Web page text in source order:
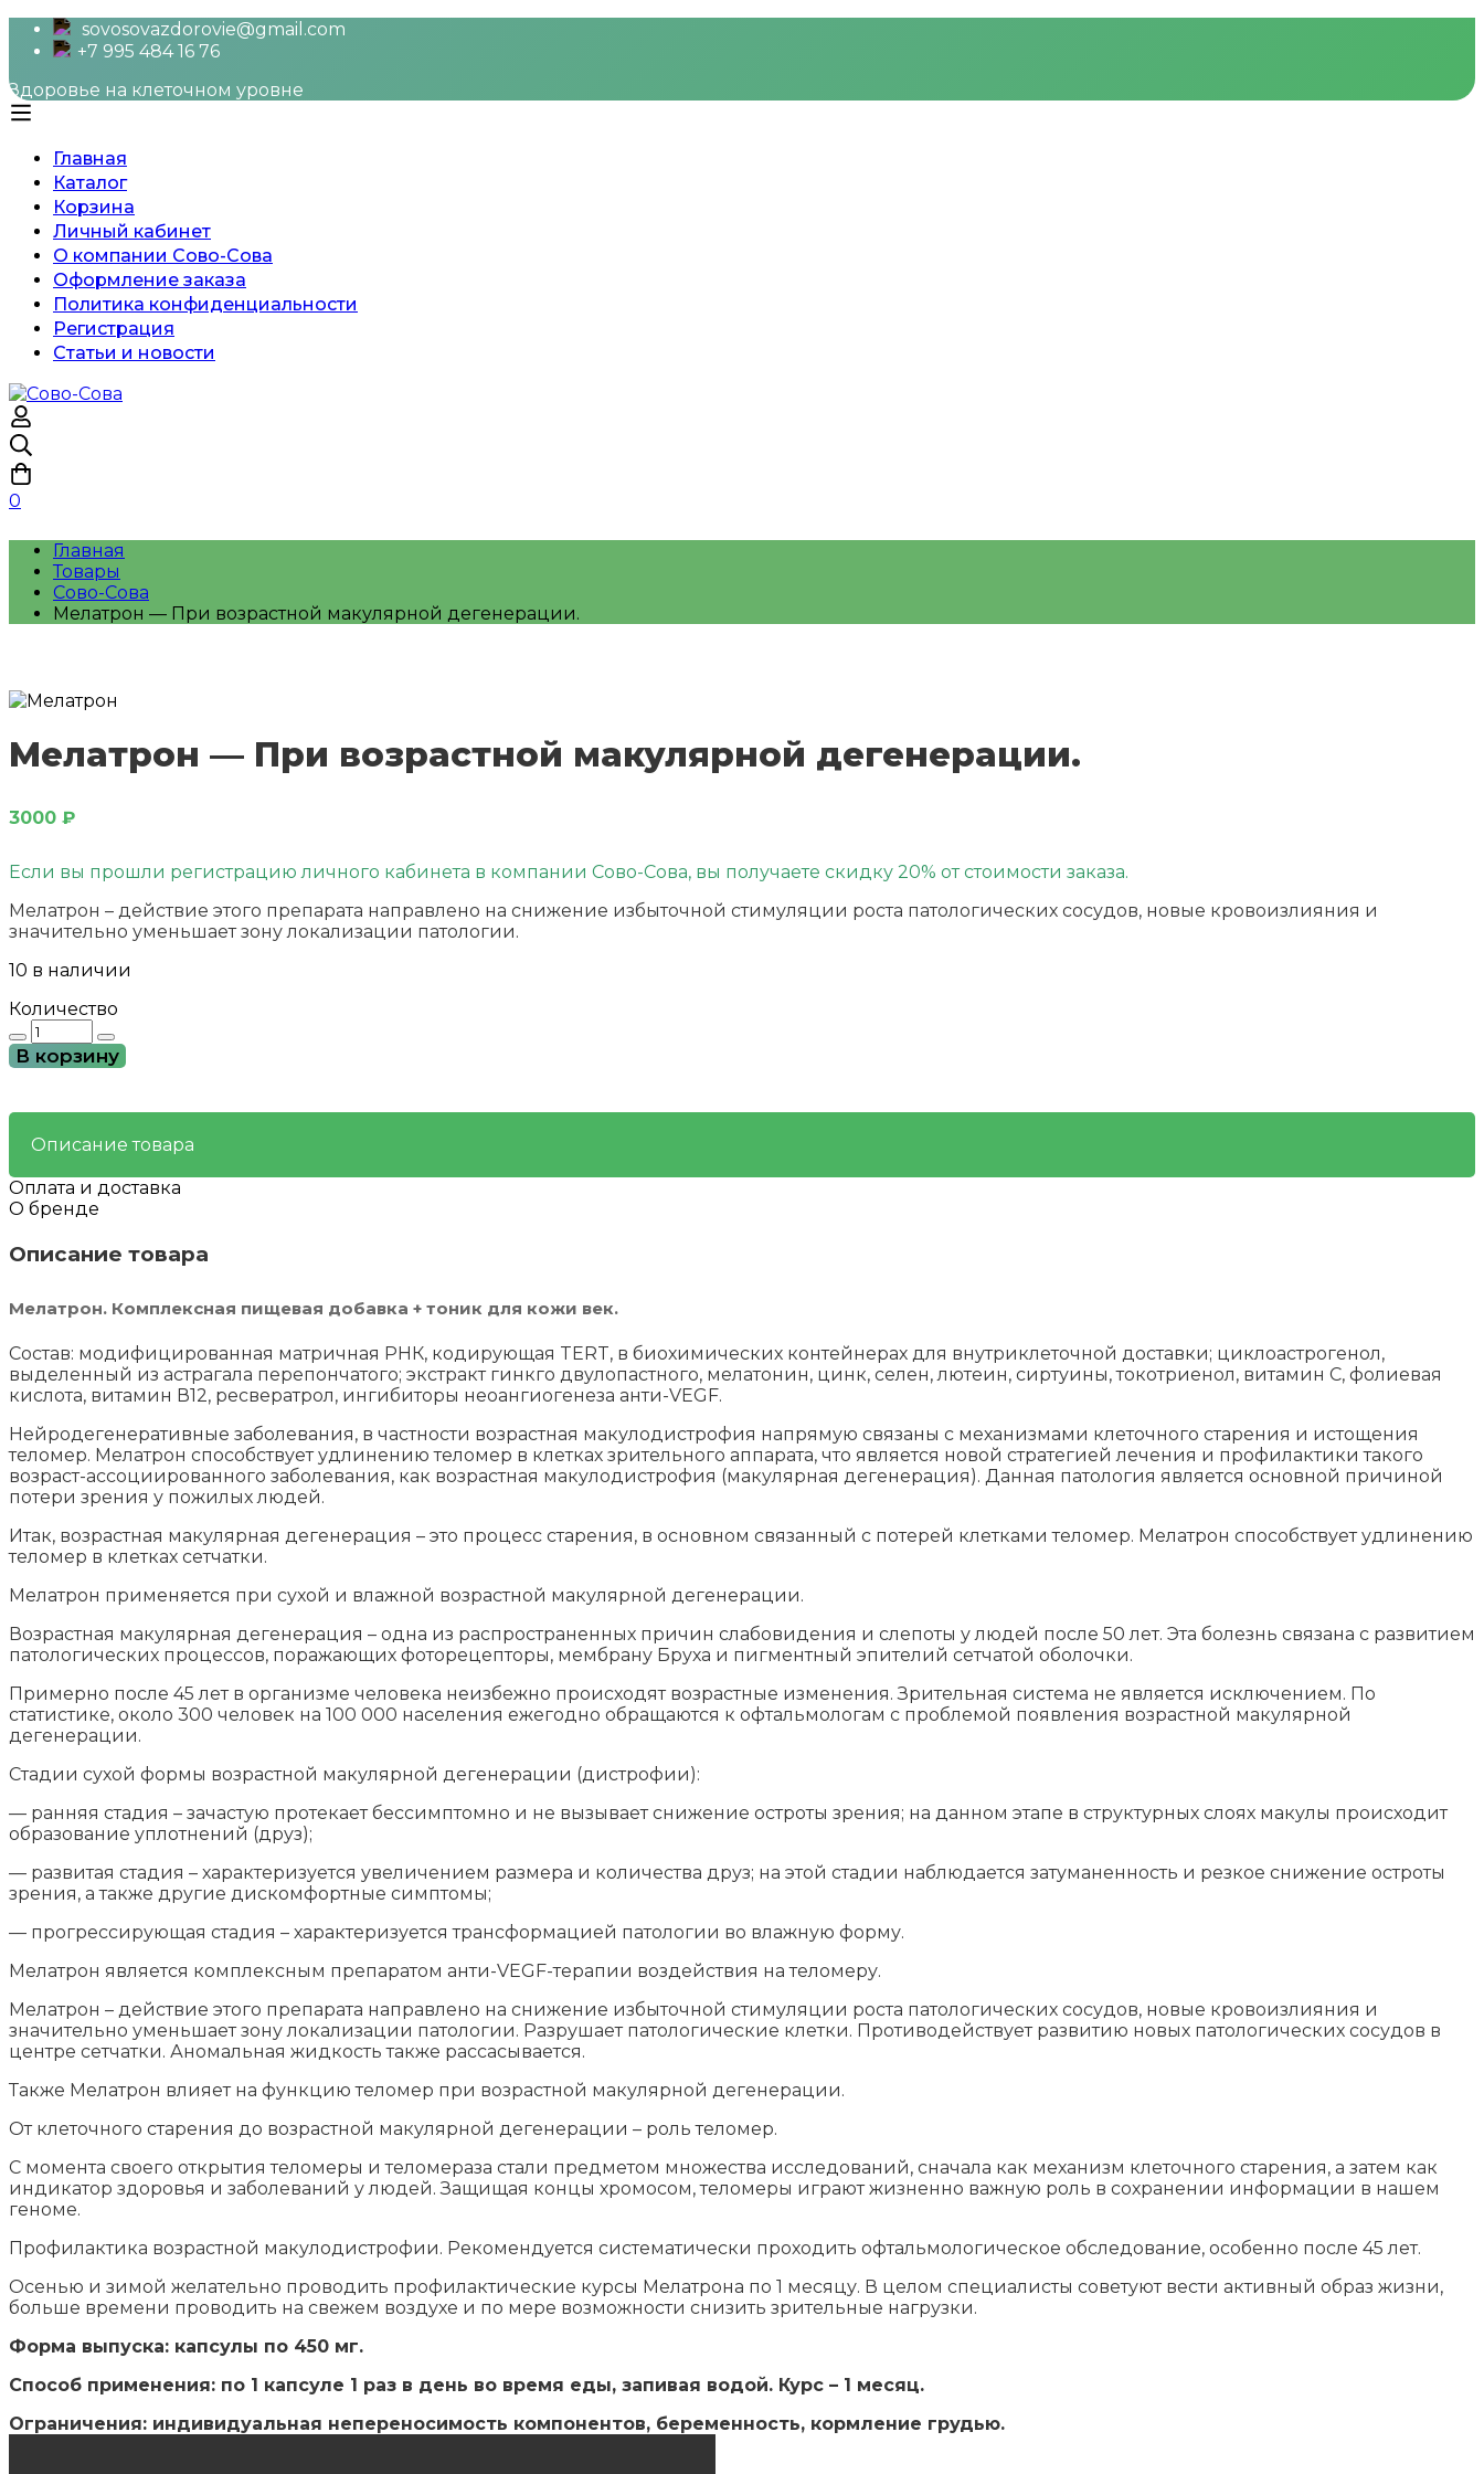
sovosovazdorovie@gmail.com
+7 995 484 16 76
Здоровье на клеточном уровне
Главная
Каталог
Корзина
Личный кабинет
О компании Сово-Сова
Оформление заказа
Политика конфиденциальности
Регистрация
Статьи и новости
0
Главная
Товары
Сово-Сова
Мелатрон — При возрастной макулярной дегенерации.
Мелатрон — При возрастной макулярной дегенерации.
3000 ₽
Если вы прошли регистрацию личного кабинета в компании Сово-Сова, вы получаете скидку 20% от стоимости заказа.
Мелатрон – действие этого препарата направлено на снижение избыточной стимуляции роста патологических сосудов, новые кровоизлияния и
значительно уменьшает зону локализации патологии.
10 в наличии
Количество
Количество
товара
Мелатрон
При
возрастной
макулярной
дегенерации.
В корзину
Описание товара
Оплата и доставка
О бренде
Описание товара
Мелатрон. Комплексная пищевая добавка + тоник для кожи век.
Состав: модифицированная матричная РНК, кодирующая TERT, в биохимических контейнерах для внутриклеточной доставки; циклоастрогенол,
выделенный из астрагала перепончатого; экстракт гинкго двулопастного, мелатонин, цинк, селен, лютеин, сиртуины, токотриенол, витамин С, фолиевая
кислота, витамин В12, ресвератрол, ингибиторы неоангиогенеза анти-VEGF.
Нейродегенеративные заболевания, в частности возрастная макулодистрофия напрямую связаны с механизмами клеточного старения и истощения
теломер. Мелатрон способствует удлинению теломер в клетках зрительного аппарата, что является новой стратегией лечения и профилактики такого
возраст-ассоциированного заболевания, как возрастная макулодистрофия (макулярная дегенерация). Данная патология является основной причиной
потери зрения у пожилых людей.
Итак, возрастная макулярная дегенерация – это процесс старения, в основном связанный с потерей клетками теломер. Мелатрон способствует удлинению
теломер в клетках сетчатки.
Мелатрон применяется при сухой и влажной возрастной макулярной дегенерации.
Возрастная макулярная дегенерация – одна из распространенных причин слабовидения и слепоты у людей после 50 лет. Эта болезнь связана с развитием
патологических процессов, поражающих фоторецепторы, мембрану Бруха и пигментный эпителий сетчатой оболочки.
Примерно после 45 лет в организме человека неизбежно происходят возрастные изменения. Зрительная система не является исключением. По
статистике, около 300 человек на 100 000 населения ежегодно обращаются к офтальмологам с проблемой появления возрастной макулярной
дегенерации.
Стадии сухой формы возрастной макулярной дегенерации (дистрофии):
— ранняя стадия – зачастую протекает бессимптомно и не вызывает снижение остроты зрения; на данном этапе в структурных слоях макулы происходит
образование уплотнений (друз);
— развитая стадия – характеризуется увеличением размера и количества друз; на этой стадии наблюдается затуманенность и резкое снижение остроты
зрения, а также другие дискомфортные симптомы;
— прогрессирующая стадия – характеризуется трансформацией патологии во влажную форму.
Мелатрон является комплексным препаратом анти-VEGF-терапии воздействия на теломеру.
Мелатрон – действие этого препарата направлено на снижение избыточной стимуляции роста патологических сосудов, новые кровоизлияния и
значительно уменьшает зону локализации патологии. Разрушает патологические клетки. Противодействует развитию новых патологических сосудов в
центре сетчатки. Аномальная жидкость также рассасывается.
Также Мелатрон влияет на функцию теломер при возрастной макулярной дегенерации.
От клеточного старения до возрастной макулярной дегенерации – роль теломер.
С момента своего открытия теломеры и теломераза стали предметом множества исследований, сначала как механизм клеточного старения, а затем как
индикатор здоровья и заболеваний у людей. Защищая концы хромосом, теломеры играют жизненно важную роль в сохранении информации в нашем
геноме.
Профилактика возрастной макулодистрофии. Рекомендуется систематически проходить офтальмологическое обследование, особенно после 45 лет.
Осенью и зимой желательно проводить профилактические курсы Мелатрона по 1 месяцу. В целом специалисты советуют вести активный образ жизни,
больше времени проводить на свежем воздухе и по мере возможности снизить зрительные нагрузки.
Форма выпуска: капсулы по 450 мг.
Способ применения: по 1 капсуле 1 раз в день во время еды, запивая водой. Курс – 1 месяц.
Ограничения: индивидуальная непереносимость компонентов, беременность, кормление грудью.